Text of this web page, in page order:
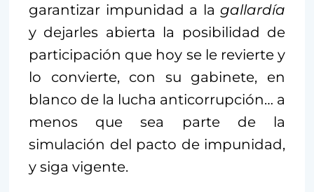
garantizar impunidad a la gallardía
y dejarles abierta la posibilidad de
participación que hoy se le revierte y
lo convierte, con su gabinete, en
blanco de la lucha anticorrupción… a
menos que sea parte de la
simulación del pacto de impunidad,
y siga vigente.